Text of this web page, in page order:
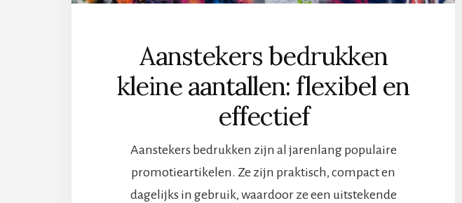
Aanstekers bedrukken
kleine aantallen: flexibel en
effectief
Aanstekers bedrukken zijn al jarenlang populaire
promotieartikelen. Ze zijn praktisch, compact en
dagelijks in gebruik, waardoor ze een uitstekende